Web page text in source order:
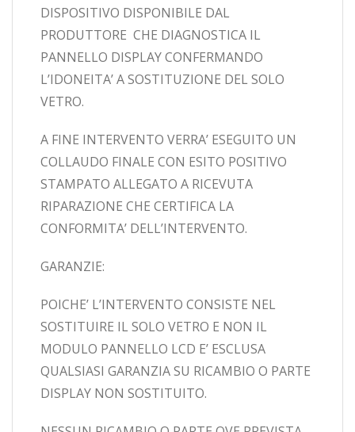
DISPOSITIVO DISPONIBILE DAL
PRODUTTORE CHE DIAGNOSTICA IL
PANNELLO DISPLAY CONFERMANDO
L’IDONEITA’ A SOSTITUZIONE DEL SOLO
VETRO.
A FINE INTERVENTO VERRA’ ESEGUITO UN
COLLAUDO FINALE CON ESITO POSITIVO
STAMPATO ALLEGATO A RICEVUTA
RIPARAZIONE CHE CERTIFICA LA
CONFORMITA’ DELL’INTERVENTO.
GARANZIE:
POICHE’ L’INTERVENTO CONSISTE NEL
SOSTITUIRE IL SOLO VETRO E NON IL
MODULO PANNELLO LCD E’ ESCLUSA
QUALSIASI GARANZIA SU RICAMBIO O PARTE
DISPLAY NON SOSTITUITO.